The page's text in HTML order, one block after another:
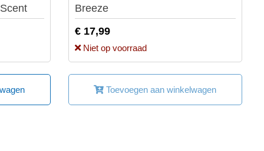
Breeze
€ 17,99
Niet op voorraad
Toevoegen aan winkelwagen